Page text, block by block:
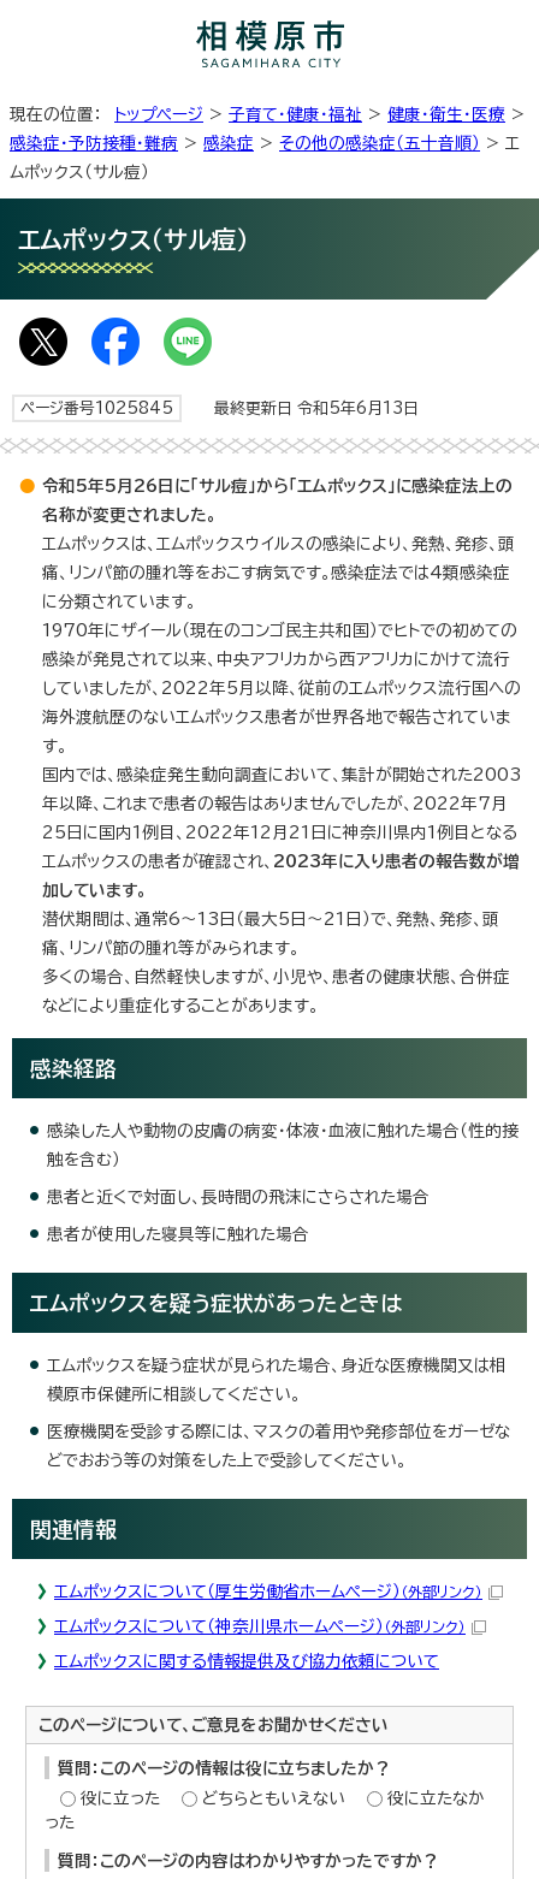
現在の位置： トップページ > 子育て・健康・福祉 > 健康・衛生・医療 >
感染症・予防接種・難病 > 感染症 > その他の感染症（五十音順） > エ
ムポックス（サル痘）
エムポックス（サル痘）
ページ番号1025845 最終更新日 令和5年6月13日
令和5年5月26日に「サル痘」から「エムポックス」に感染症法上の
名称が変更されました。
エムポックスは、エムポックスウイルスの感染により、発熱、発疹、頭
痛、リンパ節の腫れ等をおこす病気です。感染症法では4類感染症
に分類されています。
1970年にザイール（現在のコンゴ民主共和国）でヒトでの初めての
感染が発見されて以来、中央アフリカから西アフリカにかけて流行
していましたが、2022年5月以降、従前のエムポックス流行国への
海外渡航歴のないエムポックス患者が世界各地で報告されていま
す。
国内では、感染症発生動向調査において、集計が開始された2003
年以降、これまで患者の報告はありませんでしたが、2022年7月
25日に国内1例目、2022年12月21日に神奈川県内1例目となる
エムポックスの患者が確認され、 2023年に入り患者の報告数が増
加しています。
潜伏期間は、通常6～13日（最大5日～21日）で、発熱、発疹、頭
痛、リンパ節の腫れ等がみられます。
多くの場合、自然軽快しますが、小児や、患者の健康状態、合併症
などにより重症化することがあります。
感染経路
感染した人や動物の皮膚の病変・体液・血液に触れた場合（性的接
触を含む）
患者と近くで対面し、長時間の飛沫にさらされた場合
患者が使用した寝具等に触れた場合
エムポックスを疑う症状があったときは
エムポックスを疑う症状が見られた場合、身近な医療機関又は相
模原市保健所に相談してください。
医療機関を受診する際には、マスクの着用や発疹部位をガーゼな
どでおおう等の対策をした上で受診してください。
関連情報
エムポックスについて（厚生労働省ホームページ） （外部リンク）
エムポックスについて（神奈川県ホームページ） （外部リンク）
エムポックスに関する情報提供及び協力依頼について
このページについて、ご意見をお聞かせください
質問：このページの情報は役に立ちましたか？
役に立った
どちらともいえない
役に立たなか
った
質問：このページの内容はわかりやすかったですか？